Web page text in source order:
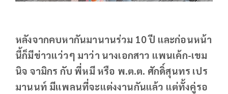
หลังจากคบหากันมานานร่วม 10 ปี และก่อนหน้า
นี้ก็มีข่าวแว่วๆ มาว่า นางเอกสาว แพนเค้ก-เขม
นิจ จามิกร กับ พี่หมี หรือ พ.ต.ต. ศักดิ์สุนทร เปร
มานนท์ มีแพลนที่จะแต่งงานกันแล้ว แต่ทั้งคู่รอ